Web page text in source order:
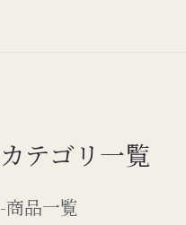
カテゴリ一覧
-商品一覧